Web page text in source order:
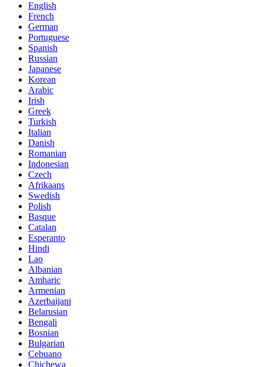
English
French
German
Portuguese
Spanish
Russian
Japanese
Korean
Arabic
Irish
Greek
Turkish
Italian
Danish
Romanian
Indonesian
Czech
Afrikaans
Swedish
Polish
Basque
Catalan
Esperanto
Hindi
Lao
Albanian
Amharic
Armenian
Azerbaijani
Belarusian
Bengali
Bosnian
Bulgarian
Cebuano
Chichewa